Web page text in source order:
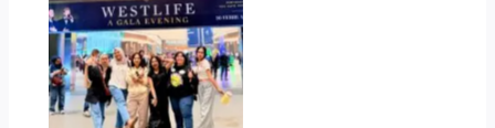
Westlife Jakarta